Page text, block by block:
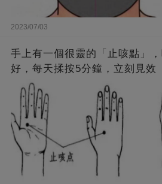
2023/07/03
手上有一個很靈的「止咳點」
好，每天揉按5分鐘，立刻見效